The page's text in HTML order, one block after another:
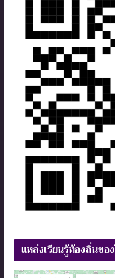
แหล่งเรียนรู้ท้องถิ่นขอ